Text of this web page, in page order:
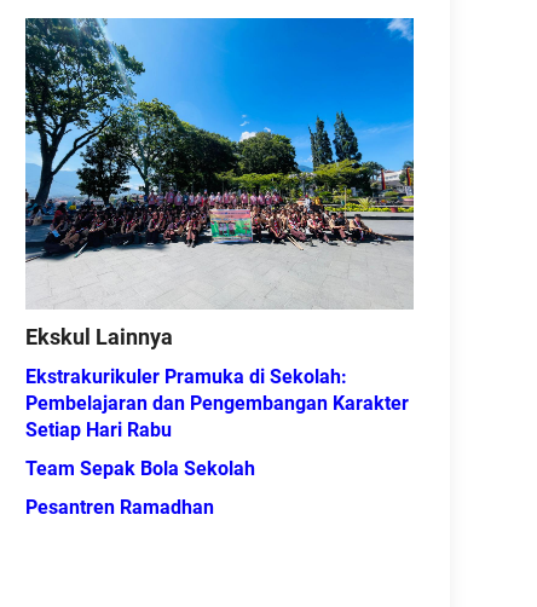
Ekskul Lainnya
Ekstrakurikuler Pramuka di Sekolah:
Pembelajaran dan Pengembangan Karakter
Setiap Hari Rabu
Team Sepak Bola Sekolah
Pesantren Ramadhan